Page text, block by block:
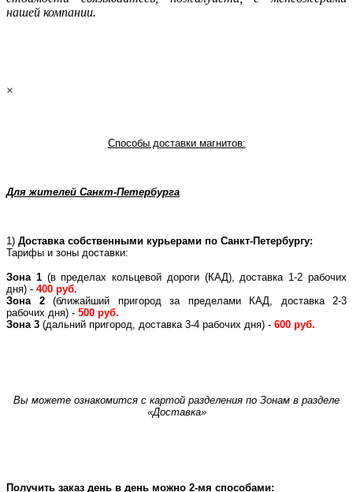
нашей компании.
×
Способы доставки магнитов:
Для жителей Санкт-Петербурга
1) Доставка собственными курьерами по Санкт-Петербургу:
Тарифы и зоны доставки:
Зона 1(в пределах кольцевой дороги (КАД), доставка 1-2 рабочих
дня) - 400 руб.
Зона 2(ближайший пригород за пределами КАД, доставка 2-3
рабочих дня) - 500 руб.
Зона 3 (дальний пригород, доставка 3-4 рабочих дня) - 600 руб.
Вы можете ознакомится с картой разделения по Зонам в разделе
«Доставка»
Получить заказ день в день можно 2-мя способами: